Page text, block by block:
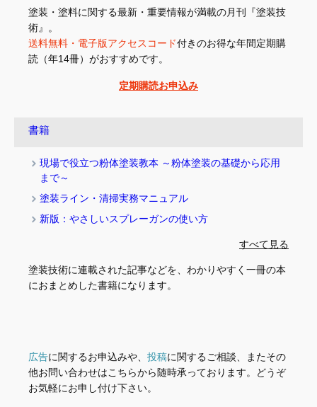
塗装・塗料に関する最新・重要情報が満載の月刊『塗装技
術』。
送料無料・電子版アクセスコード付きのお得な年間定期購
読（年14冊）がおすすめです。
定期購読お申込み
書籍
現場で役立つ粉体塗装教本 ～粉体塗装の基礎から応用
まで～
塗装ライン・清掃実務マニュアル
新版：やさしいスプレーガンの使い方
すべて見る
塗装技術に連載された記事などを、わかりやすく一冊の本
におまとめした書籍になります。
広告に関するお申込みや、 投稿に関するご相談、またその
他お問い合わせはこちらから随時承っております。どうぞ
お気軽にお申し付け下さい。